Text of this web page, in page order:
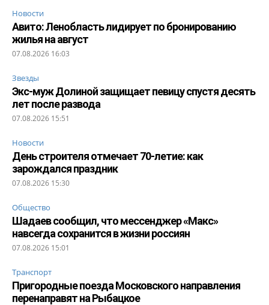
Новости
Авито: Ленобласть лидирует по бронированию
жилья на август
07.08.2026 16:03
Звезды
Экс-муж Долиной защищает певицу спустя десять
лет после развода
07.08.2026 15:51
Новости
День строителя отмечает 70-летие: как
зарождался праздник
07.08.2026 15:30
Общество
Шадаев сообщил, что мессенджер «Макс»
навсегда сохранится в жизни россиян
07.08.2026 15:01
Транспорт
Пригородные поезда Московского направления
перенаправят на Рыбацкое